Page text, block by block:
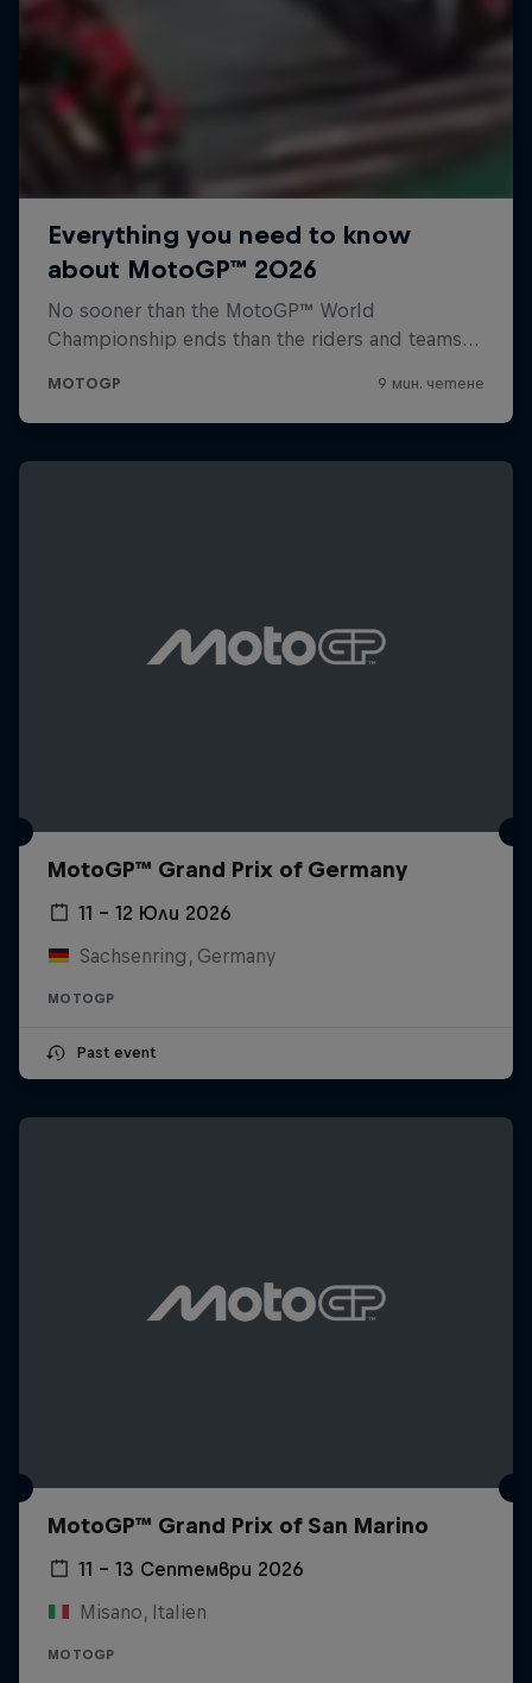
MotoGP™ Grand Prix of Germany
11 – 12 Юли 2026
Sachsenring, Germany
MOTOGP
Past event
MotoGP™ Grand Prix of San Marino
11 – 13 Септември 2026
Misano, Italien
MOTOGP